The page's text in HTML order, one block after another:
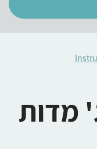
מדות